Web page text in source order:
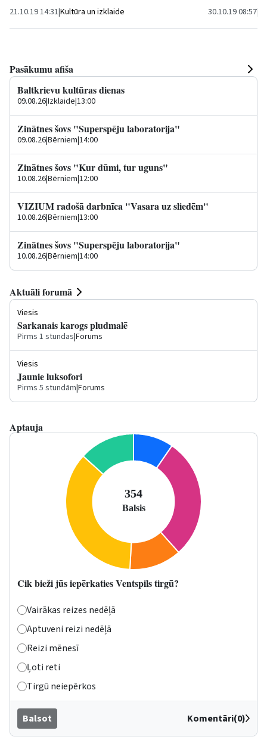
21.10.19 14:31|Kultūra un izklaide
30.10.19 08:57|
Pasākumu afiša
Baltkrievu kultūras dienas
09.08.26|Izklaide|13:00
Zinātnes šovs "Superspēju laboratorija"
09.08.26|Bērniem|14:00
Zinātnes šovs "Kur dūmi, tur uguns"
10.08.26|Bērniem|12:00
VIZIUM radošā darbnīca "Vasara uz sliedēm"
10.08.26|Bērniem|13:00
Zinātnes šovs "Superspēju laboratorija"
10.08.26|Bērniem|14:00
Aktuāli forumā
Viesis
Sarkanais karogs pludmalē
Pirms 1 stundas|Forums
Viesis
Jaunie luksofori
Pirms 5 stundām|Forums
Aptauja
Cik bieži jūs iepērkaties Ventspils tirgū?
Vairākas reizes nedēļā
Aptuveni reizi nedēļā
Reizi mēnesī
Ļoti reti
Tirgū neiepērkos
Balsot Komentāri(0)